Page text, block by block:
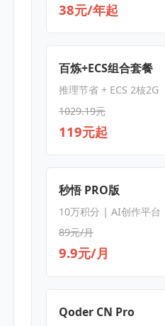
38元/年起
百炼+ECS组合套餐
推理节省 + ECS 2核2G
1029.19元
119元起
秒悟 PRO版
10万积分 | AI创作平台
89元/月
9.9元/月
Qoder CN Pro